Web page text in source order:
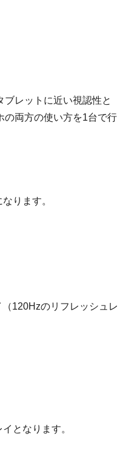
レットに近い視認性と
の両方の使い方を1台で行
ります。
120Hzのリフレッシュレ
となります。